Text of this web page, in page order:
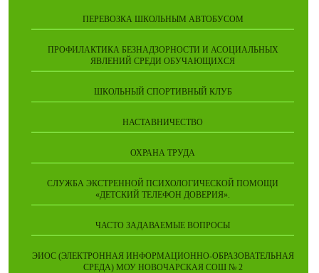
ПЕРЕВОЗКА ШКОЛЬНЫМ АВТОБУСОМ
ПРОФИЛАКТИКА БЕЗНАДЗОРНОСТИ И АСОЦИАЛЬНЫХ
ЯВЛЕНИЙ СРЕДИ ОБУЧАЮЩИХСЯ
ШКОЛЬНЫЙ СПОРТИВНЫЙ КЛУБ
НАСТАВНИЧЕСТВО
ОХРАНА ТРУДА
СЛУЖБА ЭКСТРЕННОЙ ПСИХОЛОГИЧЕСКОЙ ПОМОЩИ
«ДЕТСКИЙ ТЕЛЕФОН ДОВЕРИЯ».
ЧАСТО ЗАДАВАЕМЫЕ ВОПРОСЫ
ЭИОС (ЭЛЕКТРОННАЯ ИНФОРМАЦИОННО-ОБРАЗОВАТЕЛЬНАЯ
СРЕДА) МОУ НОВОЧАРСКАЯ СОШ № 2